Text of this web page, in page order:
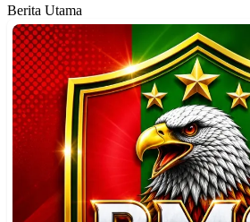
Berita Utama